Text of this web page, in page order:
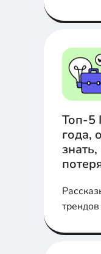
Топ-5
года,